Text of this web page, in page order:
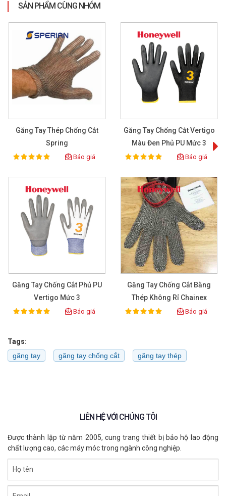
SẢN PHẨM CÙNG NHÓM
Găng Tay Thép Chống Cắt
Spring
Rating:
100% Báo giá
Găng Tay Chống Cắt Vertigo
Màu Đen Phủ PU Mức 3
Rating:
100% Báo giá
Găng Tay Chống Cắt Phủ PU
Vertigo Mức 3
Rating:
100% Báo giá
Găng Tay Chống Cắt Bằng
Thép Không Rỉ Chainex
2000
Rating:
100% Báo giá
Tags:
găng tay
găng tay chống cắt găng tay thép
LIÊN HỆ VỚI CHÚNG TÔI
Được thành lập từ năm 2005, cung trang thiết bị bảo hộ lao động
chất lượng cao, các máy móc trong ngành công nghiệp.
Họ tên